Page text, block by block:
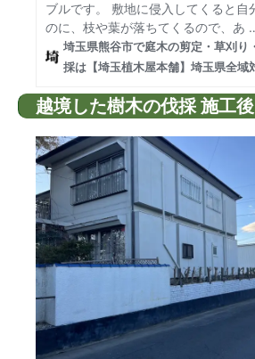
越境した樹木の伐採 施工後